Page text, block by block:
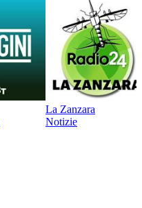
La Zanzara
Notizie